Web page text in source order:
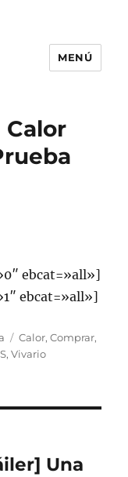
MENÚ
Calor
ebcat=»all»]
ebcat=»all»]
Etiquetas
Calor,Comprar,
,Vivario
Una